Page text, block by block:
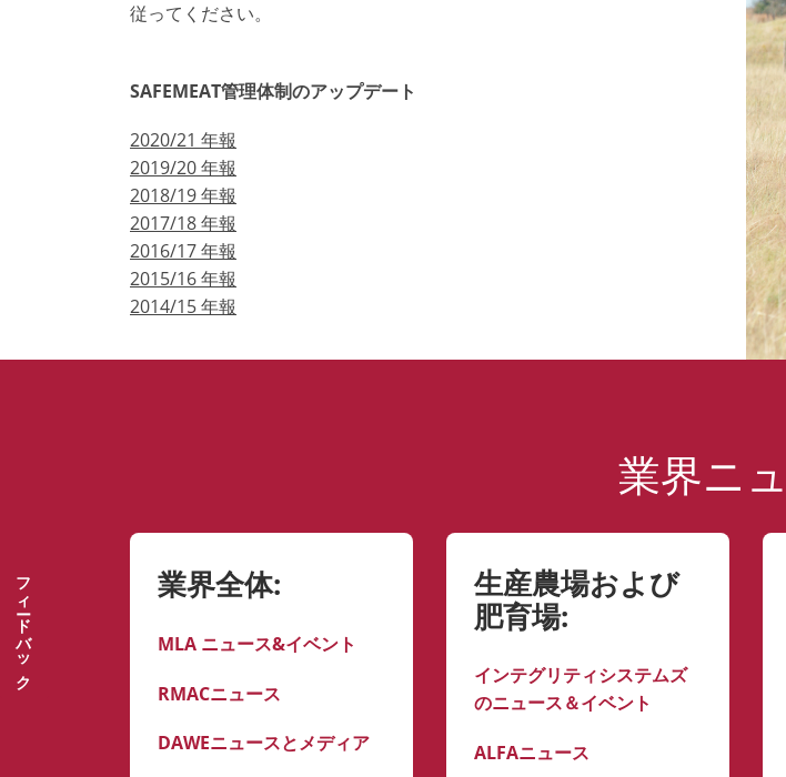
従ってください。
SAFEMEAT管理体制のアップデート
2020/21 年報
2019/20 年報
2018/19 年報
2017/18 年報
2016/17 年報
2015/16 年報
2014/15 年報
業界ニ
業界全体:
MLA ニュース&イベント
RMACニュース
DAWEニュースとメディア
生産農場および
肥育場:
インテグリティシステムズ
のニュース＆イベント
ALFAニュース
フィードバック